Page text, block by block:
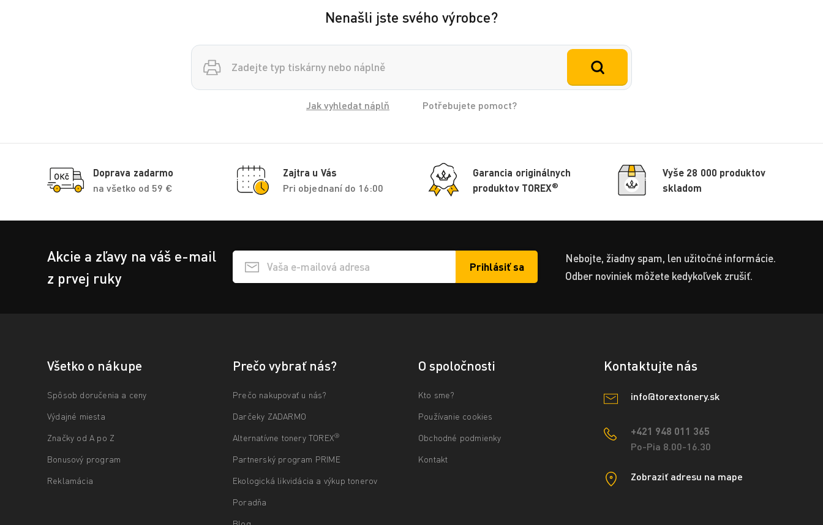
Nenašli jste svého výrobce?
Vyhledávání
Jak vyhledat náplň Potřebujete pomoct?
Doprava zadarmo
na všetko od 59 €
Zajtra u Vás
Pri objednaní do 16:00
Garancia originálnych
produktov TOREX®
Vyše 28 000 produktov
skladom
Akcie a zľavy na váš e-mail
z prvej ruky
Přihlášení e-mailu k odběru Prihlásiť sa
Nebojte, žiadny spam, len užitočné informácie.
Odber noviniek môžete kedykoľvek zrušiť.
Všetko o nákupe
Spôsob doručenia a ceny
Výdajné miesta
Značky od A po Z
Bonusový program
Reklamácia
Prečo vybrať nás?
Prečo nakupovať u nás?
Darčeky ZADARMO
Alternatívne tonery TOREX®
Partnerský program PRIME
Ekologická likvidácia a výkup tonerov
Poradňa
O spoločnosti
Kto sme?
Používanie cookies
Obchodné podmienky
Kontakt
Kontaktujte nás
info@torextonery.sk
+421 948 011 365
Po-Pia 8.00-16.30
Zobraziť adresu na mape